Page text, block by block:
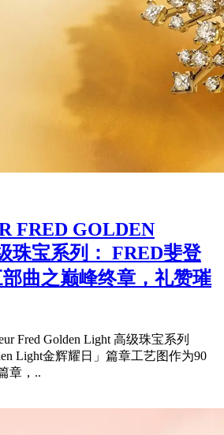
FRED GOLDEN
珠宝系列： FRED斐登
曲之巅峰终章，礼赞璀
Fred Golden Light 高级珠宝系列
Light金辉耀日」篇章工艺图作为90
章，..